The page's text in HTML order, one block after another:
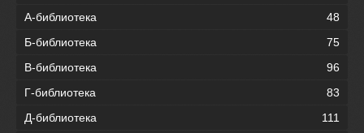
А-библиотека
48
Б-библиотека
75
В-библиотека
96
Г-библиотека
83
Д-библиотека
111